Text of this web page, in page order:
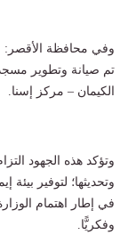
وفي محافظة الأقصر:
تم صيانة وتطوير
الكيمان – مركز إسنا.
وتؤكد هذه الجهود
وتحديثها؛ لتوفير
في إطار اهتمام
وفكريًّا.